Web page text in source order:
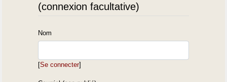
(connexion facultative)
Nom
[Se connecter]